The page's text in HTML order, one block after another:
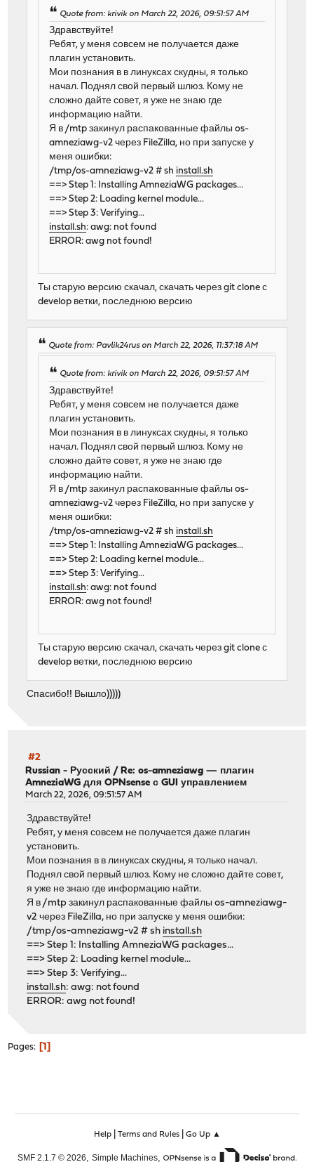
Quote from: krivik on March 22, 2026, 09:51:57 AM
Здравствуйте!
Ребят, у меня совсем не получается даже
плагин установить.
Мои познания в в линуксах скудны, я только
начал. Поднял свой первый шлюз. Кому не
сложно дайте совет, я уже не знаю где
информацию найти.
Я в /mtp закинул распакованные файлы os-
amneziawg-v2 через FileZilla, но при запуске у
меня ошибки:
/tmp/os-amneziawg-v2 # sh install.sh
==> Step 1: Installing AmneziaWG packages...
==> Step 2: Loading kernel module...
==> Step 3: Verifying...
install.sh: awg: not found
ERROR: awg not found!
Ты старую версию скачал, скачать через git clone с
develop ветки, последнюю версию
Quote from: Pavlik24rus on March 22, 2026, 11:37:18 AM
Quote from: krivik on March 22, 2026, 09:51:57 AM
Здравствуйте!
Ребят, у меня совсем не получается даже
плагин установить.
Мои познания в в линуксах скудны, я только
начал. Поднял свой первый шлюз. Кому не
сложно дайте совет, я уже не знаю где
информацию найти.
Я в /mtp закинул распакованные файлы os-
amneziawg-v2 через FileZilla, но при запуске у
меня ошибки:
/tmp/os-amneziawg-v2 # sh install.sh
==> Step 1: Installing AmneziaWG packages...
==> Step 2: Loading kernel module...
==> Step 3: Verifying...
install.sh: awg: not found
ERROR: awg not found!
Ты старую версию скачал, скачать через git clone с
develop ветки, последнюю версию
Спасибо!! Вышло)))))
#2
Russian - Русский / Re: os-amneziawg — плагин
AmneziaWG для OPNsense с GUI управлением
March 22, 2026, 09:51:57 AM
Здравствуйте!
Ребят, у меня совсем не получается даже плагин
установить.
Мои познания в в линуксах скудны, я только начал.
Поднял свой первый шлюз. Кому не сложно дайте совет,
я уже не знаю где информацию найти.
Я в /mtp закинул распакованные файлы os-amneziawg-
v2 через FileZilla, но при запуске у меня ошибки:
/tmp/os-amneziawg-v2 # sh install.sh
==> Step 1: Installing AmneziaWG packages...
==> Step 2: Loading kernel module...
==> Step 3: Verifying...
install.sh: awg: not found
ERROR: awg not found!
Pages 1
Help| Terms and Rules| Go Up ▲
SMF 2.1.7 © 2026 Simple Machines